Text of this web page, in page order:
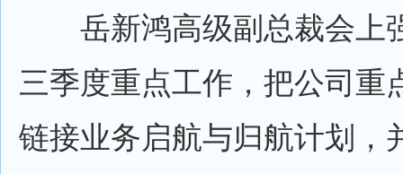
岳新鸿高级副总裁会上
三季度重点工作，把公司重
链接业务启航与归航计划，